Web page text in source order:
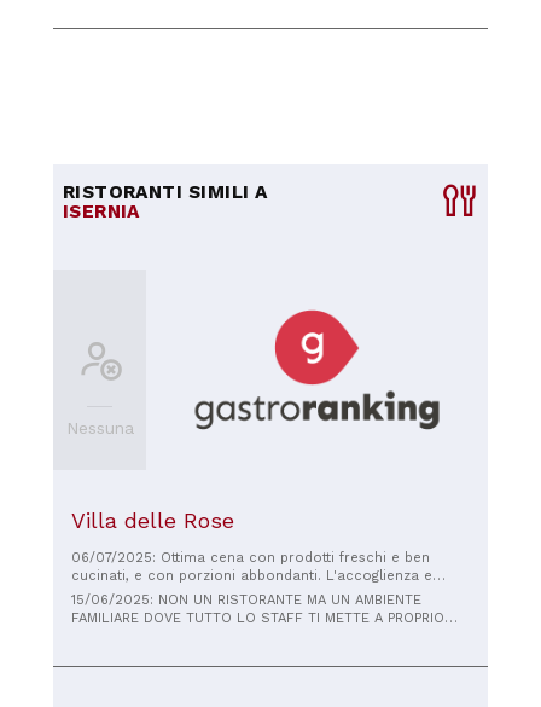
RISTORANTI SIMILI A
ISERNIA
Nessuna
Villa delle Rose
06/07/2025: Ottima cena con prodotti freschi e ben
cucinati, e con porzioni abbondanti. L'accoglienza e
servizio sono stati cordiali e professionali. Prezzi più che
giusti, molto consigliabile, grazie
15/06/2025: NON UN RISTORANTE MA UN AMBIENTE
FAMILIARE DOVE TUTTO LO STAFF TI METTE A PROPRIO
UNICA,ILENIA E RAFFAELE ,SONO RAGAZZI MERAVIGLIOSI E